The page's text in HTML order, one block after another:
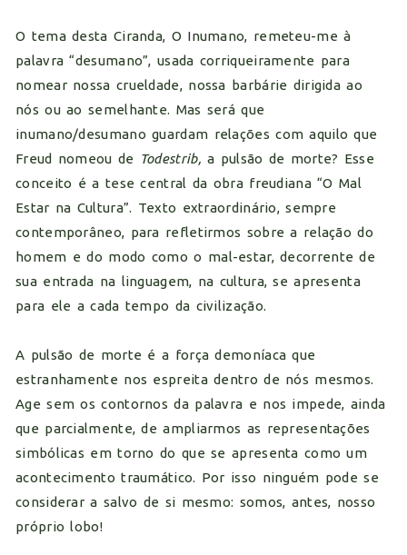
O tema desta Ciranda, O Inumano, remeteu-me à
palavra “desumano”, usada corriqueiramente para
nomear nossa crueldade, nossa barbárie dirigida ao
nós ou ao semelhante. Mas será que
inumano/desumano guardam relações com aquilo que
Freud nomeou de Todestrib,a pulsão de morte? Esse
conceito é a tese central da obra freudiana “O Mal
Estar na Cultura”. Texto extraordinário, sempre
contemporâneo, para refletirmos sobre a relação do
homem e do modo como o mal-estar, decorrente de
sua entrada na linguagem, na cultura, se apresenta
para ele a cada tempo da civilização.
A pulsão de morte é a força demoníaca que
estranhamente nos espreita dentro de nós mesmos.
Age sem os contornos da palavra e nos impede, ainda
que parcialmente, de ampliarmos as representações
simbólicas em torno do que se apresenta como um
acontecimento traumático. Por isso ninguém pode se
considerar a salvo de si mesmo: somos, antes, nosso
próprio lobo!